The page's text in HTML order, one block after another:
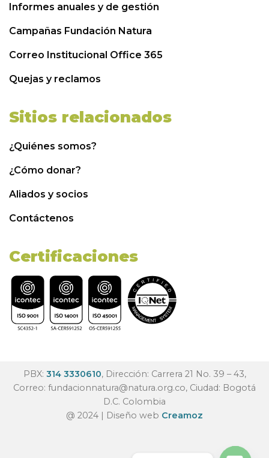
Informes anuales y de gestión
Campañas Fundación Natura
Correo Institucional Office 365
Quejas y reclamos
Sitios relacionados
¿Quiénes somos?
¿Cómo donar?
Aliados y socios
Contáctenos
Certificaciones
PBX: 314 3330610, Dirección: Carrera 21 No. 39 – 43,
Correo: fundacionnatura@natura.org.co, Ciudad: Bogotá
D.C. Colombia
@ 2024 | Diseño web Creamoz